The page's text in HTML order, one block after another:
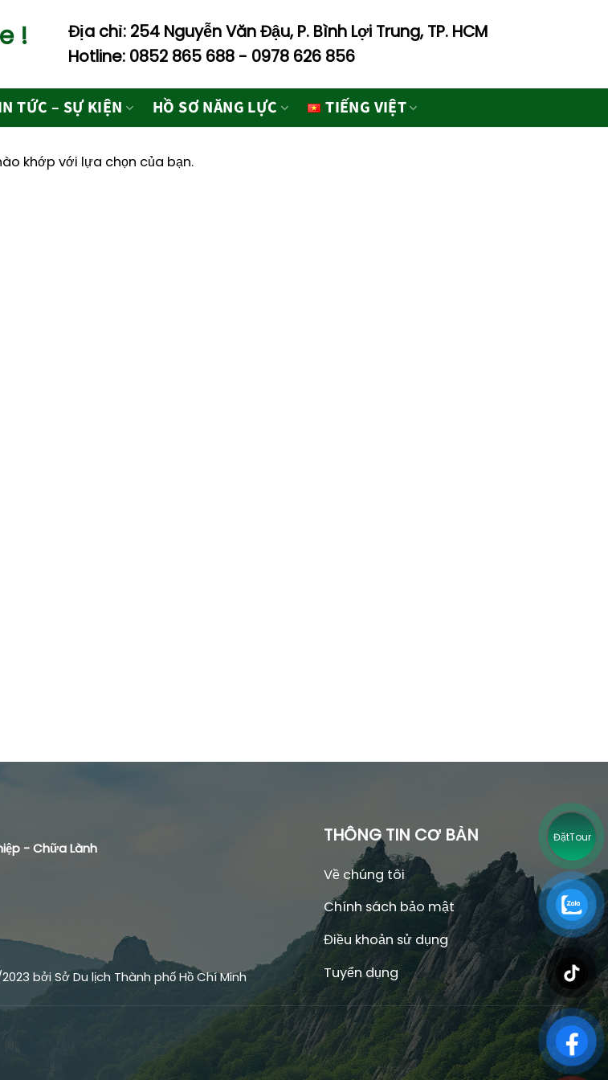
!
Địa chỉ: 254 Nguyễn Văn Đậu, P. Bình Lợi Trung, TP. HCM
Hotline: 0852 865 688 - 0978 626 856
TỨC – SỰ KIỆN HỒ SƠ NĂNG LỰC TIẾNG VIỆT
khớp với lựa chọn của bạn.
- Chữa Lành
bởi Sở Du lịch Thành phố Hồ Chí Minh
THÔNG TIN CƠ BẢN
Về chúng tôi
Chính sách bảo mật
Điều khoản sử dụng
Tuyển dụng
ĐặtTour